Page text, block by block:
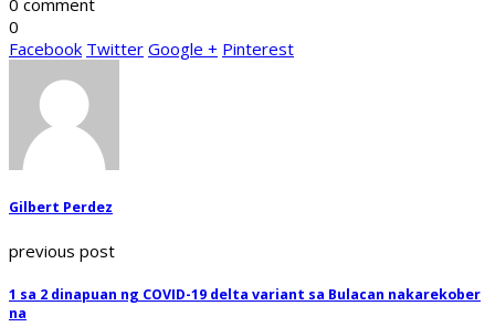
0 comment
0
Facebook Twitter Google + Pinterest
Gilbert Perdez
previous post
1 sa 2 dinapuan ng COVID-19 delta variant sa Bulacan nakarekober
na